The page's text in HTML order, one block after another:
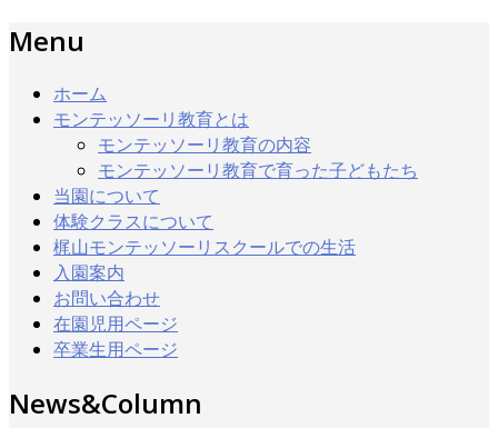
Menu
ホーム
モンテッソーリ教育とは
モンテッソーリ教育の内容
モンテッソーリ教育で育った子どもたち
当園について
体験クラスについて
梶山モンテッソーリスクールでの生活
入園案内
お問い合わせ
在園児用ページ
卒業生用ページ
News&Column